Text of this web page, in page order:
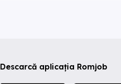
Descarcă aplicația Romjob